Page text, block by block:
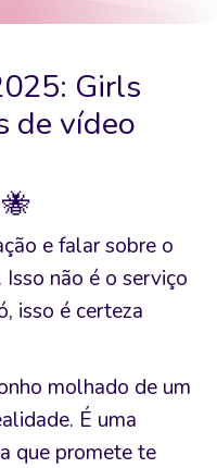
Girls
de vídeo
e falar sobre o
não é o serviço
isso é certeza
molhado de um
É uma
que promete te